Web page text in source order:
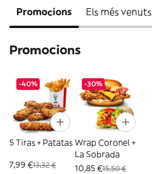
Promocions Els més venuts
Promocions
-40%
5 Tiras + Patatas
7,99 €13,32 €
-30%
Wrap Coronel +
La Sobrada
10,85 €15,50 €